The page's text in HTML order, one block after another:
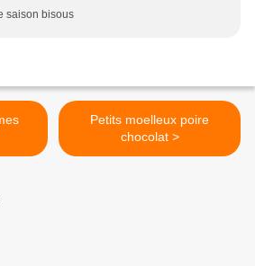
saison bisous
Petits moelleux poire
chocolat >